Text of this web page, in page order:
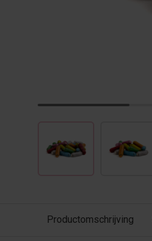
Productomschrijving